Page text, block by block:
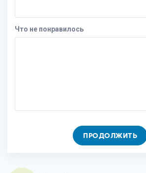
Что не понравилось
ПРОДОЛЖИТЬ